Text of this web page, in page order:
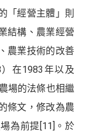
「經營主體」則
結構、農業經營
農業技術的改善
在1983年以及
場的法條也相繼
條文，修改為農
為前提 [11] 。於